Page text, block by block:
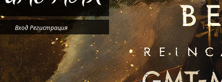
ВходРегистрация